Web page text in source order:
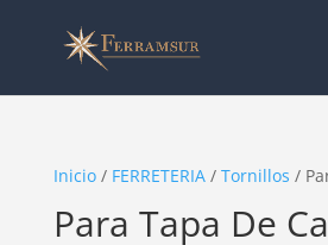
Inicio/ FERRETERIA/ Tornillos /
Para Tapa De